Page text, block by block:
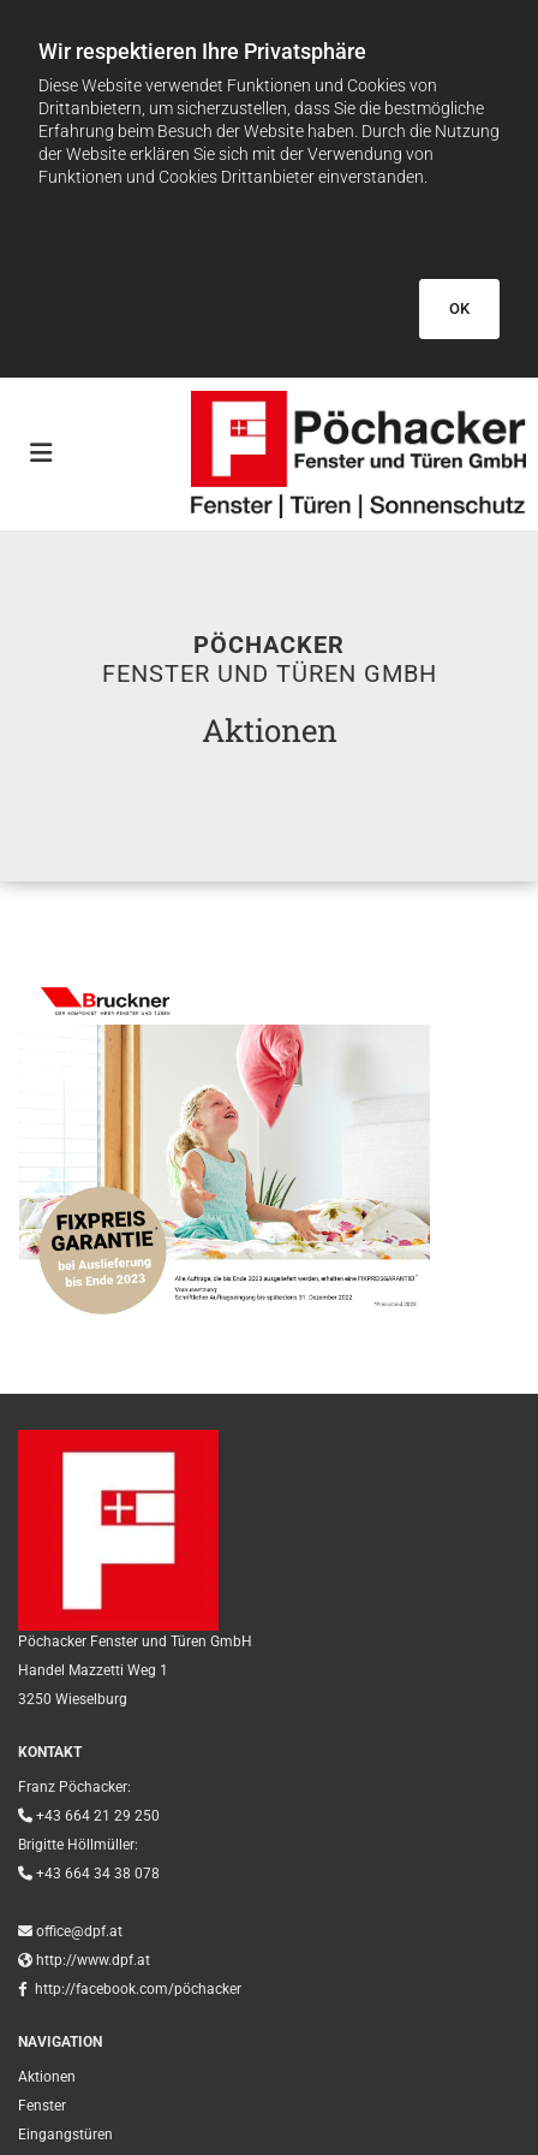
Wir respektieren Ihre Privatsphäre
Diese Website verwendet Funktionen und Cookies von
Drittanbietern, um sicherzustellen, dass Sie die bestmögliche
Erfahrung beim Besuch der Website haben. Durch die Nutzung
der Website erklären Sie sich mit der Verwendung von
Funktionen und Cookies Drittanbieter einverstanden.
OK
PÖCHACKER
FENSTER UND TÜREN GMBH
Aktionen
Pöchacker Fenster und Türen GmbH
Handel Mazzetti Weg 1
3250 Wieselburg
KONTAKT
Franz Pöchacker:
 +43 664 21 29 250
Brigitte Höllmüller:
 +43 664 34 38 078
 office@dpf.at
 http://www.dpf.at
 http://facebook.com/pöchacker
NAVIGATION
Aktionen
Fenster
Eingangstüren